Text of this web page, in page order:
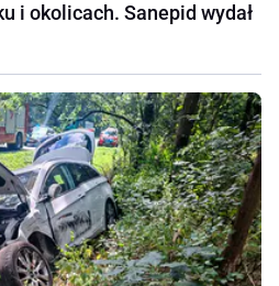
i okolicach. Sanepid wydał